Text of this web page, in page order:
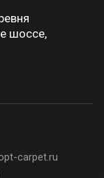
шоссе,
carpet.ru